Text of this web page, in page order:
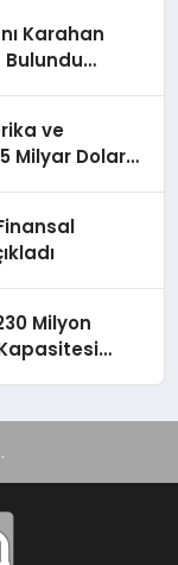
Karahan
Bulundu
ve
Milyar Dolara
Milyon